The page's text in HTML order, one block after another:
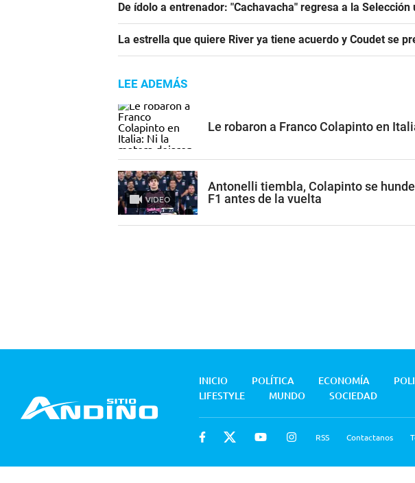
De ídolo a entrenador: "Cachavacha" regresa a la Selección
La estrella que quiere River ya tiene acuerdo y Coudet se
LEE ADEMÁS
Le robaron a Franco Colapinto en
VIDEO
Antonelli tiembla, Colapinto se
F1 antes de la vuelta
INICIO POLÍTICA ECONOMÍA
LIFESTYLE
MUNDO SOCIEDAD
RSS Contactanos